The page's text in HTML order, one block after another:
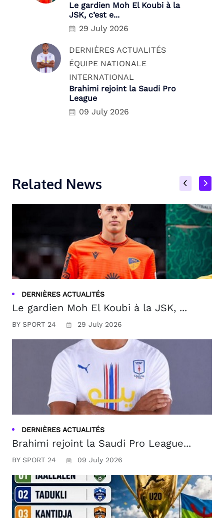
Le gardien Moh El Koubi à la
JSK, c’est e...
29 July 2026
DERNIÈRES ACTUALITÉS
ÉQUIPE NATIONALE
INTERNATIONAL
Brahimi rejoint la Saudi Pro
League
09 July 2026
Related News
DERNIÈRES ACTUALITÉS
Le gardien Moh El Koubi à la JSK, ...
BY SPORT 24 29 July 2026
DERNIÈRES ACTUALITÉS
Brahimi rejoint la Saudi Pro League...
BY SPORT 24 09 July 2026